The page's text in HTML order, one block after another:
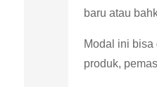
baru atau
Modal ini
produk,